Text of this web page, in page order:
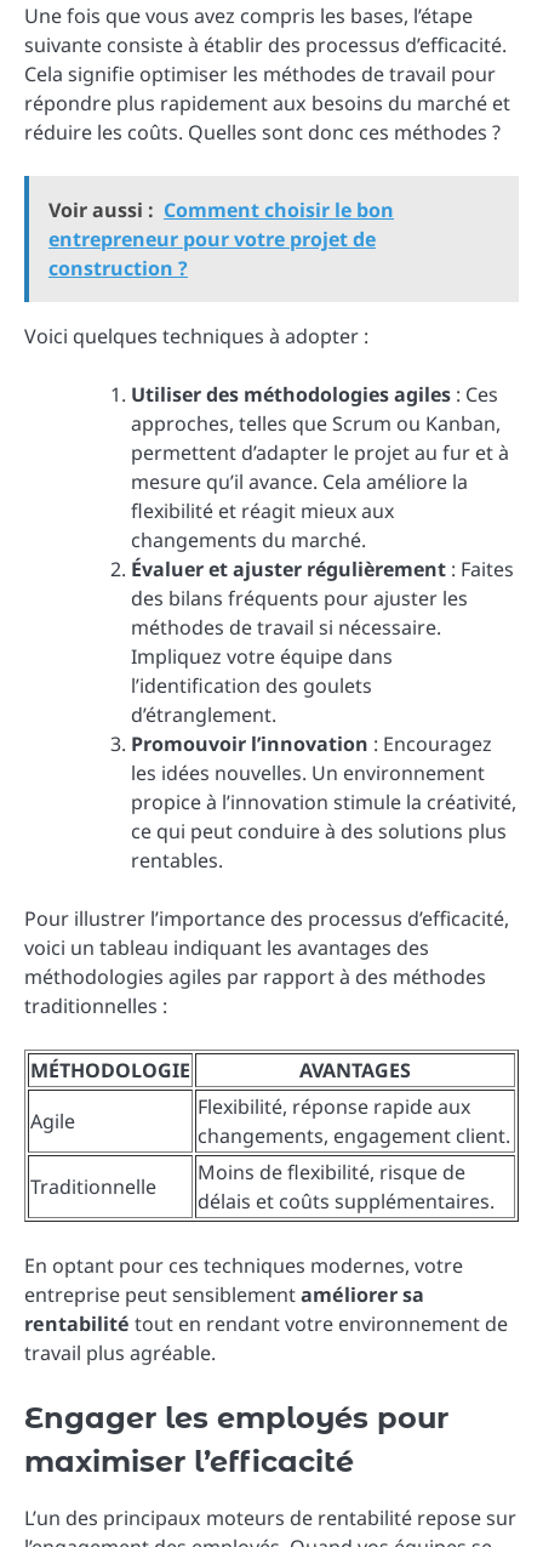
Une fois que vous avez compris les bases, l’étape
suivante consiste à établir des processus d’efficacité.
Cela signifie optimiser les méthodes de travail pour
répondre plus rapidement aux besoins du marché et
réduire les coûts. Quelles sont donc ces méthodes ?
Voir aussi : Comment choisir le bon
entrepreneur pour votre projet de
construction ?
Voici quelques techniques à adopter :
Utiliser des méthodologies agiles : Ces
approches, telles que Scrum ou Kanban,
permettent d’adapter le projet au fur et à
mesure qu’il avance. Cela améliore la
flexibilité et réagit mieux aux
changements du marché.
Évaluer et ajuster régulièrement : Faites
des bilans fréquents pour ajuster les
méthodes de travail si nécessaire.
Impliquez votre équipe dans
l’identification des goulets
d’étranglement.
Promouvoir l’innovation : Encouragez
les idées nouvelles. Un environnement
propice à l’innovation stimule la créativité,
ce qui peut conduire à des solutions plus
rentables.
Pour illustrer l’importance des processus d’efficacité,
voici un tableau indiquant les avantages des
méthodologies agiles par rapport à des méthodes
traditionnelles :
MÉTHODOLOGIE
AVANTAGES
Agile
Flexibilité, réponse rapide aux
changements, engagement client.
Traditionnelle
Moins de flexibilité, risque de
délais et coûts supplémentaires.
En optant pour ces techniques modernes, votre
entreprise peut sensiblementaméliorer sa
rentabilité tout en rendant votre environnement de
travail plus agréable.
Engager les employés pour
maximiser l’efficacité
L’un des principaux moteurs de rentabilité repose sur